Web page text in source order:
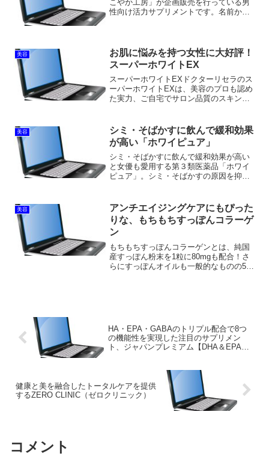
こやか工房」が企画販売を行っている男
性向け活力サプリメントです。名前から
る工場もしっかりと品...
美容
お肌に悩みを持つ女性に大好評！
スーパーホワイトEX
スーパーホワイトEXドクターリセラのス
ーパーホワイトEXは、美容のプロも認め
た実力、ご自宅でサロン品質のスキンケ
パーホワイト エクストラには、エイジ
ングケアで注目を集め...
美容
シミ・そばかすに飲んで緩和効果
が高い「ホワイピュア」
シミ・そばかすに飲んで緩和効果が高い
と女優も愛用する第３類医薬品「ホワイ
ピュア」。シミ・そばかすの原因を抑制
中から効果を発揮し、ハイチオールやロ
スミンヤールと並んで人気...
美容
アンチエイジングケアにもぴった
りな、もちもちすっぽんコラーゲ
ン
もちもちすっぽんコラーゲンとは、純国
産すっぽん粉末を1粒に80mgも配合！さ
らにすっぽんオイルも一般的なものの5倍
HA・EPA・GABAのトリプル配合で8つ
の機能性を実現した注目のサプリメン
ト、ジャパンプレミアム【DHA＆EPA＋
健康と美を融合したトータルケアを提供
するZERO CLINIC（ゼロクリニック）
コメント